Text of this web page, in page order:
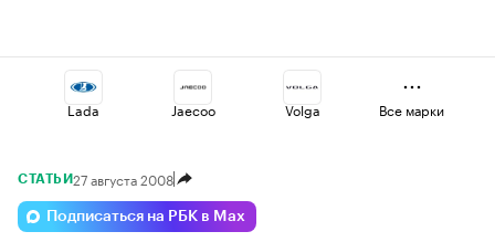
Lada Jaecoo Volga
Haval Changan
Все марки
СТАТЬИ27 августа 2008
Подписаться на РБК в Max